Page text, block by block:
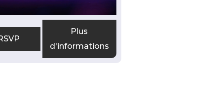
Plus
d'informations